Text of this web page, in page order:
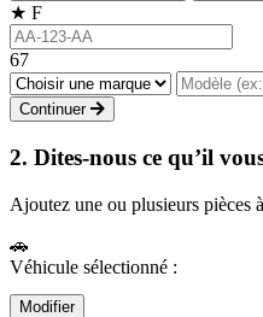
★ F
67
Continuer
2. Dites-nous ce qu’il
Ajoutez une ou plusieurs pièces
🚗
Véhicule sélectionné :
Modifier